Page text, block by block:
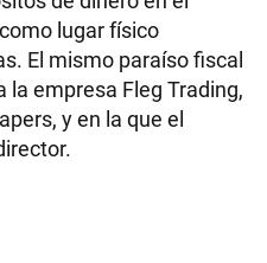
lugar físico
El mismo paraíso fiscal
empresa Fleg Trading,
y en la que el